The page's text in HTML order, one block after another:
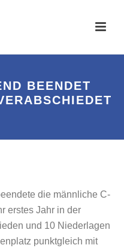
BEENDET
die männliche C-
erstes Jahr in der
und 10 Niederlagen
punktgleich mit